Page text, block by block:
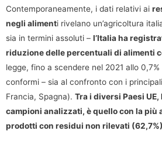
Contemporaneamente, i dati relativi ai
negli alimenti rivelano un’agricoltura
sia in termini assoluti – l’Italia ha
riduzione delle percentuali di alimenti
legge, fino a scendere nel 2021 allo
conformi – sia al confronto con i
Francia, Spagna). Tra i diversi Paesi
campioni analizzati, è quello con la più
prodotti con residui non rilevati